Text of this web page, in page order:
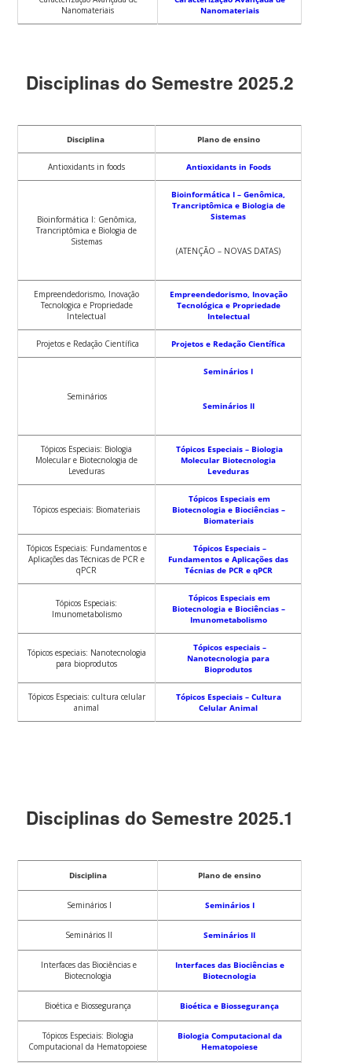
Nanomateriais
Nanomateriais
Disciplinas do Semestre 2025.2
Disciplina Plano de ensino
Antioxidants in foods Antioxidants in Foods
Bioinformática I: Genômica,
Trancriptômica e Biologia de
Sistemas
Bioinformática I – Genômica,
Trancriptômica e Biologia de
Sistemas
(ATENÇÃO – NOVAS DATAS)
Empreendedorismo, Inovação
Tecnologica e Propriedade
Intelectual
Empreendedorismo, Inovação
Tecnológica e Propriedade
Intelectual
Projetos e Redação Científica Projetos e Redação Científica
Seminários
Seminários I
Seminários II
Tópicos Especiais: Biologia
Molecular e Biotecnologia de
Leveduras
Tópicos Especiais – Biologia
Molecular Biotecnologia
Leveduras
Tópicos especiais: Biomateriais
Tópicos Especiais em
Biotecnologia e Biociências –
Biomateriais
Tópicos Especiais: Fundamentos e
Aplicações das Técnicas de PCR e
qPCR
Tópicos Especiais –
Fundamentos e Aplicações das
Técnias de PCR e qPCR
Tópicos Especiais:
Imunometabolismo
Tópicos Especiais em
Biotecnologia e Biociências –
Imunometabolismo
Tópicos especiais: Nanotecnologia
para bioprodutos
Tópicos especiais –
Nanotecnologia para
Bioprodutos
Tópicos Especiais: cultura celular
animal
Tópicos Especiais – Cultura
Celular Animal
Disciplinas do Semestre 2025.1
Disciplina Plano de ensino
Seminários I Seminários I
Seminários II Seminários II
Interfaces das Biociências e
Biotecnologia
Interfaces das Biociências e
Biotecnologia
Bioética e Biossegurança Bioética e Biossegurança
Tópicos Especiais: Biologia
Computacional da Hematopoiese
Biologia Computacional da
Hematopoiese